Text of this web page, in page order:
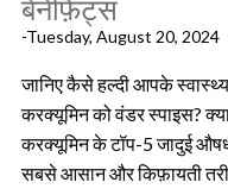
बेनेफ़िट्स
-Tuesday, August 20, 2024
जानिए कैसे हल्दी आपके
करक्यूमिन को वंडर स्पाइस?
करक्यूमिन के टॉप-5 जादुई
सबसे आसान और किफ़ायती